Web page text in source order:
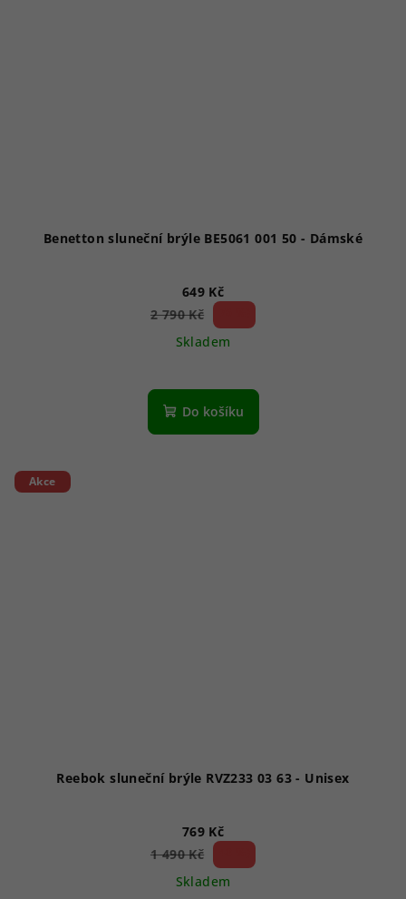
Benetton sluneční brýle BE5061 001 50 - Dámské
649 Kč
2 790 Kč
Skladem
Do košíku
Akce
Reebok sluneční brýle RVZ233 03 63 - Unisex
769 Kč
1 490 Kč
Skladem